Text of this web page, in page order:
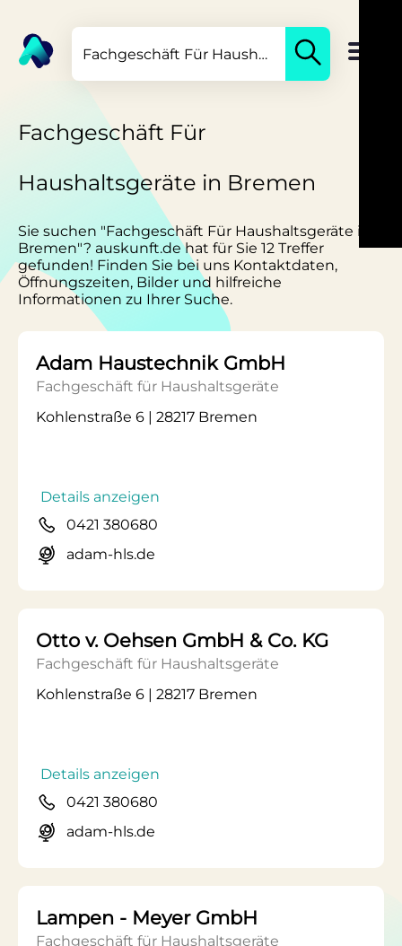
Fachgeschäft Für
Haushaltsgeräte in Bremen
Sie suchen "Fachgeschäft Für Haushaltsgeräte in
Bremen"? auskunft.de hat für Sie 12 Treffer
gefunden! Finden Sie bei uns Kontaktdaten,
Öffnungszeiten, Bilder und hilfreiche
Informationen zu Ihrer Suche.
Adam Haustechnik GmbH
Fachgeschäft für Haushaltsgeräte
Kohlenstraße 6 | 28217 Bremen
Details anzeigen
0421 380680
adam-hls.de
Otto v. Oehsen GmbH & Co. KG
Fachgeschäft für Haushaltsgeräte
Kohlenstraße 6 | 28217 Bremen
Details anzeigen
0421 380680
adam-hls.de
Lampen - Meyer GmbH
Fachgeschäft für Haushaltsgeräte